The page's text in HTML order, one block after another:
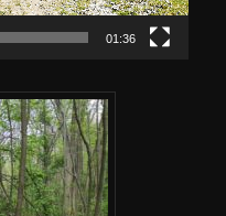
01:36